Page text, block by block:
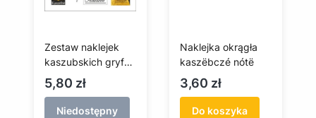
Zestaw naklejek
kaszubskich gryf
(przezroczyste tło)
Cena
5,80 zł
Niedostępny
Naklejka okrągła
kaszëbczé nótë
Cena
3,60 zł
Do koszyka